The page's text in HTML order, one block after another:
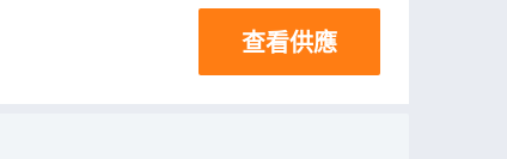
查看供應